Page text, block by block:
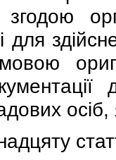
мовою
осiб,